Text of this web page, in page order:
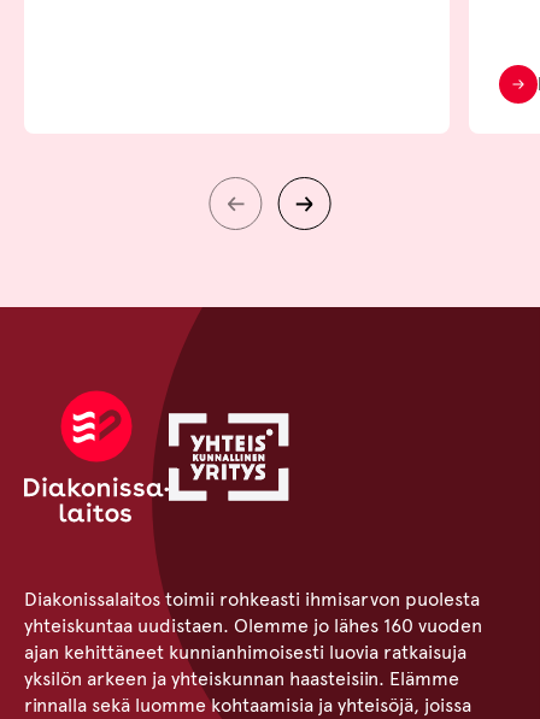
Diakonissalaitos toimii rohkeasti ihmisarvon puolesta
yhteiskuntaa uudistaen. Olemme jo lähes 160 vuoden
ajan kehittäneet kunnianhimoisesti luovia ratkaisuja
yksilön arkeen ja yhteiskunnan haasteisiin. Elämme
rinnalla sekä luomme kohtaamisia ja yhteisöjä, joissa